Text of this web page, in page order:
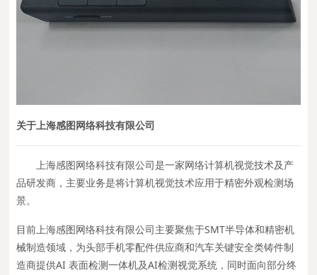
关于上海感图网络科技有限公司
上海感图网络科技有限公司是一家网络计算机视觉技术及产
品研发商，主要业务是将计算机视觉技术应用于精密外观检测场
景。
目前上海感图网络科技有限公司主要聚焦于SMT半导体和精密机
械制造领域，为头部手机零配件供应商和汽车关键安全类铸件制
造商提供AI 表面检测一体机及AI检测视觉系统，同时面向部分终